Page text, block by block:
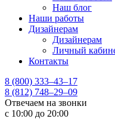
Наш блог
Наши работы
Дизайнерам
Дизайнерам
Личный
Контакты
8 (800) 333–43–17
8 (812) 748–29–09
Отвечаем на звонки
с 10:00 до 20:00